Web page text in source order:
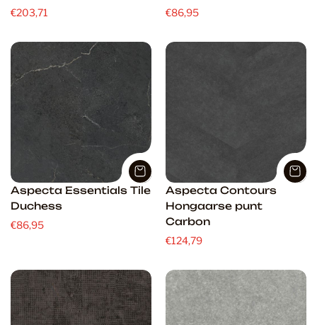
€203,71
€86,95
Aspecta Essentials Tile
Duchess
€86,95
Aspecta Contours
Hongaarse punt
Carbon
€124,79